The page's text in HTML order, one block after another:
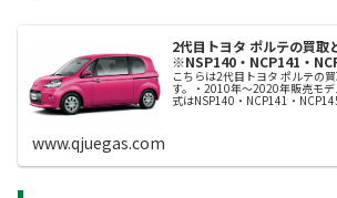
2代目トヨタ ポルテの買取
※NSP140・NCP141・
こちらは2代目トヨタ ポルテの
す。・2010年～2020年販売モ
式はNSP140・NCP141・
www.qjuegas.com